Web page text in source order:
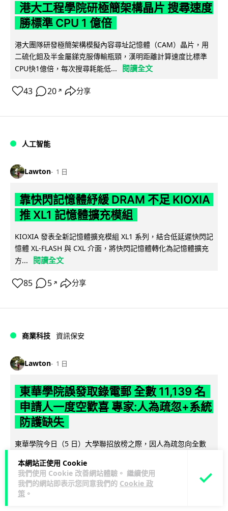
本網站正使用 Cookie
我們使用 Cookie 改善網站體驗。 繼續使用
我們的網站即表示您同意我們的 Cookie 政
策 。
港大工程學院研極簡架構晶片 搜尋速度
勝標準 CPU 1 億倍
港大團隊研發極簡架構模擬內容尋址記憶體（CAM）晶片，用
二硫化鉬及半金屬銻克服傳輸瓶頸，漢明距離計算速度比標準
CPU快1億倍，每次搜尋耗能低...
閱讀全文
43 20 ↗ 分享
人工智能
Lawton 1 日
靠快閃記憶體紓緩 DRAM 不足 KIOXIA
推 XL1 記憶體擴充模組
KIOXIA 發表全新記憶體擴充模組 XL1 系列，結合低延遲快閃記
憶體 XL-FLASH 與 CXL 介面，將快閃記憶體轉化為記憶體擴充
方...
閱讀全文
85 5 ↗ 分享
商業科技 資訊保安
Lawton 1 日
東華學院誤發取錄電郵 全數 11,139 名
申請人一度空歡喜 專家:人為疏忽+系統
防護缺失
東華學院今日（5 日）大學聯招放榜之際，因人為疏忽向全數
以為獲得學位取錄，事...
閱讀全文
149 17 分享